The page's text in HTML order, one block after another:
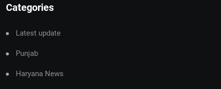
Categories
Latest update
Punjab
Haryana News